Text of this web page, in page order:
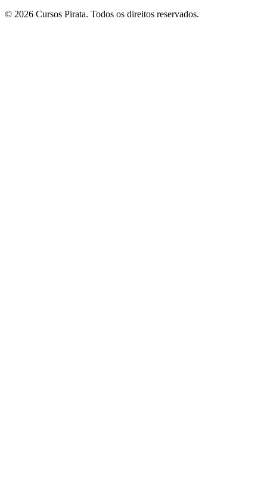
© 2026 Cursos Pirata. Todos os direitos reservados.